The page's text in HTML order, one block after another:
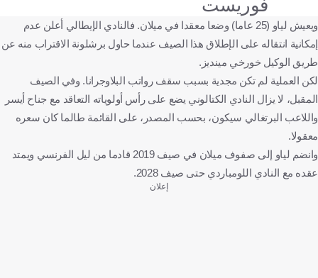
فوريست
ويعيش لياو (25 عاما) وضعا معقدا في ميلان. فالنادي الإيطالي أعلن عدم
إمكانية انتقاله على الإطلاق هذا الصيف عندما حاول برشلونة الاقتراب منه عن
طريق الوكيل خورخي مينديز.
لكن العملية لم تكن مجدية بسبب سقف رواتب البلاوجرانا. وفي الصيف
المقبل، لا يزال النادي الكتالوني يضع على رأس أولوياته التعاقد مع جناح أيسر
واللاعب البرتغالي سيكون، بحسب المصدر، على القائمة طالما كان سعره
معقولا.
وانضم لياو إلى صفوف ميلان في صيف 2019 قادما من ليل الفرنسي ويمتد
عقده مع النادي اللومباردي حتى صيف 2028.
إعلان